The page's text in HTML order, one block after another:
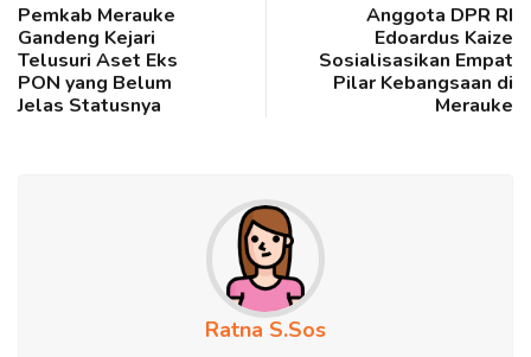
Pemkab Merauke
Gandeng Kejari
Telusuri Aset Eks
PON yang Belum
Jelas Statusnya
Anggota DPR RI
Edoardus Kaize
Sosialisasikan Empat
Pilar Kebangsaan di
Merauke
Ratna S.Sos